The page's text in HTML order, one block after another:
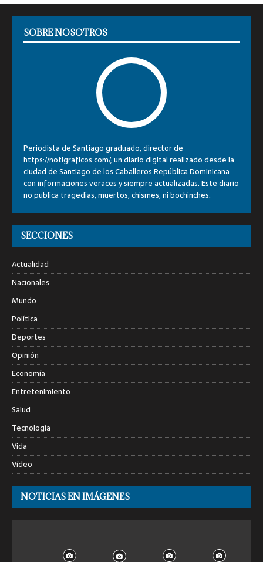
SOBRE NOSOTROS
Periodista de Santiago graduado, director de
https://notigraficos.com/; un diario digital realizado desde la
ciudad de Santiago de los Caballeros República Dominicana
con informaciones veraces y siempre actualizadas. Este diario
no publica tragedias, muertos, chismes, ni bochinches.
SECCIONES
Actualidad
Nacionales
Mundo
Política
Deportes
Opinión
Economía
Entretenimiento
Salud
Tecnología
Vida
Vídeo
NOTICIAS EN IMÁGENES